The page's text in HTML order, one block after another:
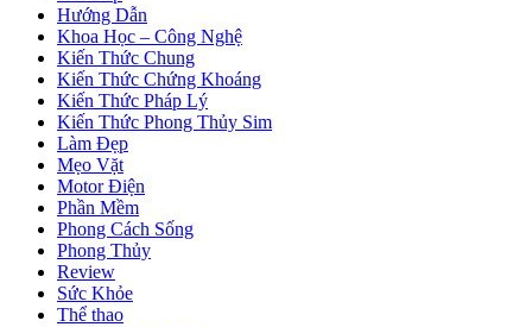
Hướng Dẫn
Khoa Học – Công Nghệ
Kiến Thức Chung
Kiến Thức Chứng Khoáng
Kiến Thức Pháp Lý
Kiến Thức Phong Thủy Sim
Làm Đẹp
Mẹo Vặt
Motor Điện
Phần Mềm
Phong Cách Sống
Phong Thủy
Review
Sức Khỏe
Thể thao